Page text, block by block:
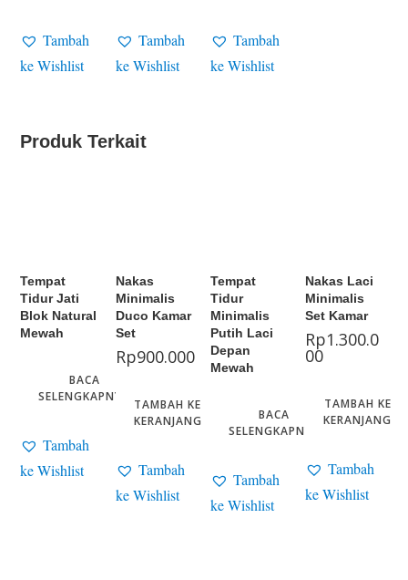
Tambah
ke Wishlist
Tambah
ke Wishlist
Tambah
ke Wishlist
Produk Terkait
Tempat
Tidur Jati
Blok Natural
Mewah
BACA
SELENGKAPNYA
Tambah
ke Wishlist
Nakas
Minimalis
Duco Kamar
Set
Rp900.000
TAMBAH KE
KERANJANG
Tambah
ke Wishlist
Tempat
Tidur
Minimalis
Putih Laci
Depan
Mewah
BACA
SELENGKAPNYA
Tambah
ke Wishlist
Nakas Laci
Minimalis
Set Kamar
Rp1.300.0
00
TAMBAH KE
KERANJANG
Tambah
ke Wishlist